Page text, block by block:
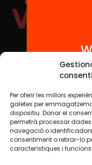
Per oferir les millors
galetes per
dispositiu. Donar el
permetrà processar
navegació o
consentiment o retirar-lo
característiques i funcions.
Social Media
TW YTB IG
Legal Notice